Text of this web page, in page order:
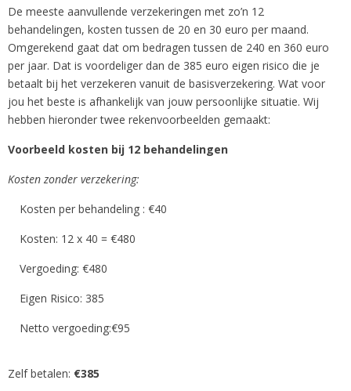
De meeste aanvullende verzekeringen met zo’n 12
behandelingen, kosten tussen de 20 en 30 euro per maand.
Omgerekend gaat dat om bedragen tussen de 240 en 360 euro
per jaar. Dat is voordeliger dan de 385 euro eigen risico die je
betaalt bij het verzekeren vanuit de basisverzekering. Wat voor
jou het beste is afhankelijk van jouw persoonlijke situatie. Wij
hebben hieronder twee rekenvoorbeelden gemaakt:
Voorbeeld kosten bij 12 behandelingen
Kosten zonder verzekering:
Kosten per behandeling : €40
Kosten: 12 x 40 = €480
Vergoeding: €480
Eigen Risico: 385
Netto vergoeding:€95
Zelf betalen: €385